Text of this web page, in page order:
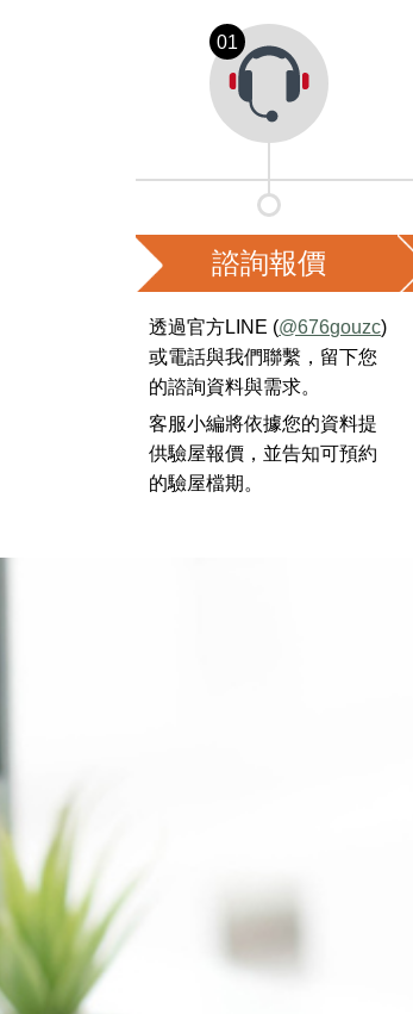
諮詢報價
透過官方LINE (@676gouzc)
或電話與我們聯繫，留下您
的諮詢資料與需求。
客服小編將依據您的資料提
供驗屋報價，並告知可預約
的驗屋檔期。